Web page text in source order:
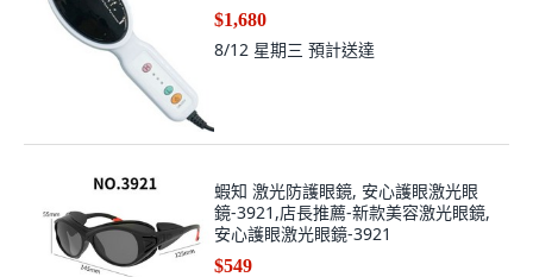
$1,680
8/12 星期三 預計送達
蝦知 激光防護眼鏡, 安心護眼激光眼
鏡-3921,店長推薦-新款美容激光眼鏡,
安心護眼激光眼鏡-3921
$549